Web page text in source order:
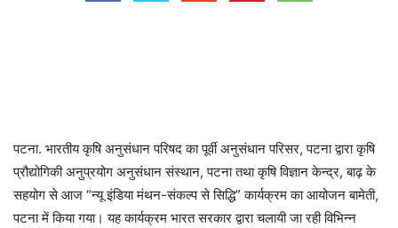
पटना. भारतीय कृषि अनुसंधान परिषद का पूर्वी अनुसंधान परिसर, पटना द्वारा कृषि
प्रौद्योगिकी अनुप्रयोग अनुसंधान संस्थान, पटना तथा कृषि विज्ञान केन्द्र, बाढ़ के
सहयोग से आज “न्यू इंडिया मंथन-संकल्प से सिद्धि” कार्यक्रम का आयोजन बामेती,
पटना में किया गया। यह कार्यक्रम भारत सरकार द्वारा चलायी जा रही विभिन्न